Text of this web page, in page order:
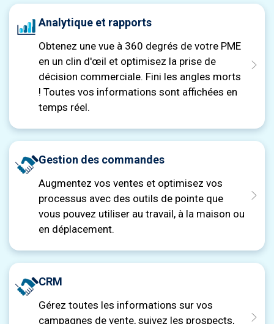
Analytique et rapports
Obtenez une vue à 360 degrés de votre PME
en un clin d'œil et optimisez la prise de
décision commerciale. Fini les angles morts
! Toutes vos informations sont affichées en
temps réel.
Gestion des commandes
Augmentez vos ventes et optimisez vos
processus avec des outils de pointe que
vous pouvez utiliser au travail, à la maison ou
en déplacement.
CRM
Gérez toutes les informations sur vos
campagnes de vente, suivez les prospects,